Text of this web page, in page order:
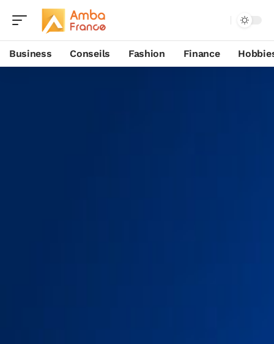
Business Conseils Fashion Finance